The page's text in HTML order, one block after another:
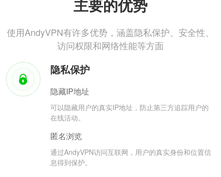
主要的优势
使用AndyVPN有许多优势，涵盖隐私保护、安全性、
访问权限和网络性能等方面
隐私保护
隐藏IP地址
可以隐藏用户的真实IP地址，防止第三方追踪用户的
在线活动。
匿名浏览
通过AndyVPN访问互联网，用户的真实身份和位置信
息得到保护。